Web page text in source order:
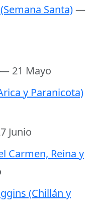
Santa)—
— 21 Mayo
y Paranicota)
Junio
Carmen, Reina y
(Chillán y